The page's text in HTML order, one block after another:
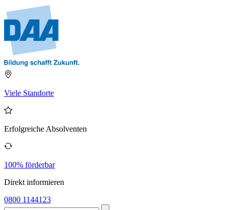
Viele Standorte
Erfolgreiche Absolventen
100% förderbar
Direkt informieren
0800 1144123